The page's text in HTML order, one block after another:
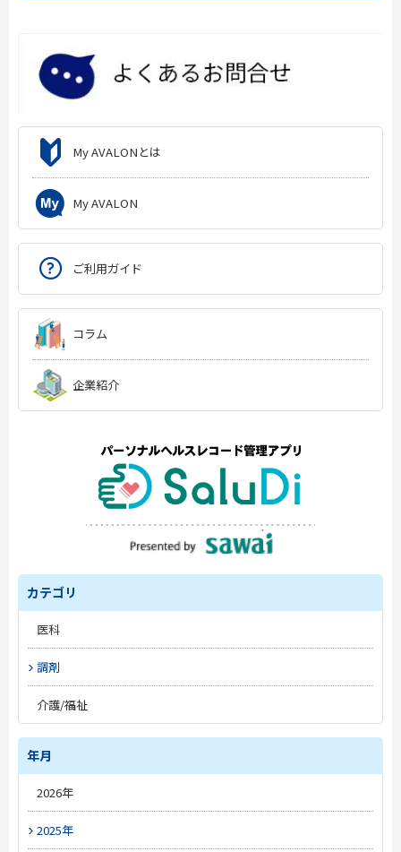
My AVALONとは
My AVALON
ご利用ガイド
コラム
企業紹介
カテゴリ
医科
#開業準備
#改定情報
#新薬情報
#オンライン資格確認
#オンライン診療
調剤
#トレンド
#薬局経営
#新薬情報
#改定情報
介護/福祉
#施設経営
#人材情報
#改定情報
年月
2026年
3月
2025年